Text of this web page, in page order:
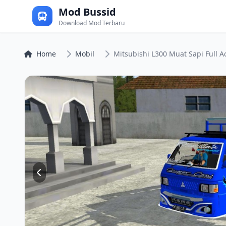
Mod Bussid
Download Mod Terbaru
Home Mobil Mitsubishi L300 Muat Sapi Full